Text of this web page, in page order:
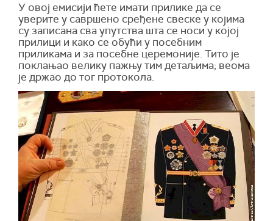
У овој емисији ћете имати прилике да се
уверите у савршено сређене свеске у којима
су записана сва упутства шта се носи у којој
прилици и како се обући у посебним
приликама и за посебне церемоније. Тито је
поклањао велику пажњу тим детаљима; веома
је држао до тог протокола.